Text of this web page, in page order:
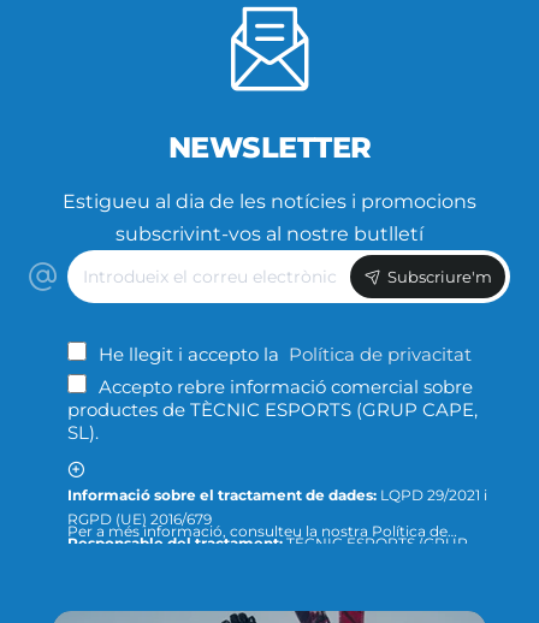
NEWSLETTER
Estigueu al dia de les notícies i promocions
subscrivint-vos al nostre butlletí
Introdueix
el
correu
Subscriure'm
He llegit i accepto la Política de privacitat
Accepto rebre informació comercial sobre
productes de TÈCNIC ESPORTS (GRUP CAPE,
SL).
Informació sobre el tractament de dades: LQPD 29/2021 i
RGPD (UE) 2016/679
Responsable del tractament:TÈCNIC ESPORTS (GRUP
Legitimació:Consentiment de la persona interessada.
Per a més informació, consulteu la nostra Política de